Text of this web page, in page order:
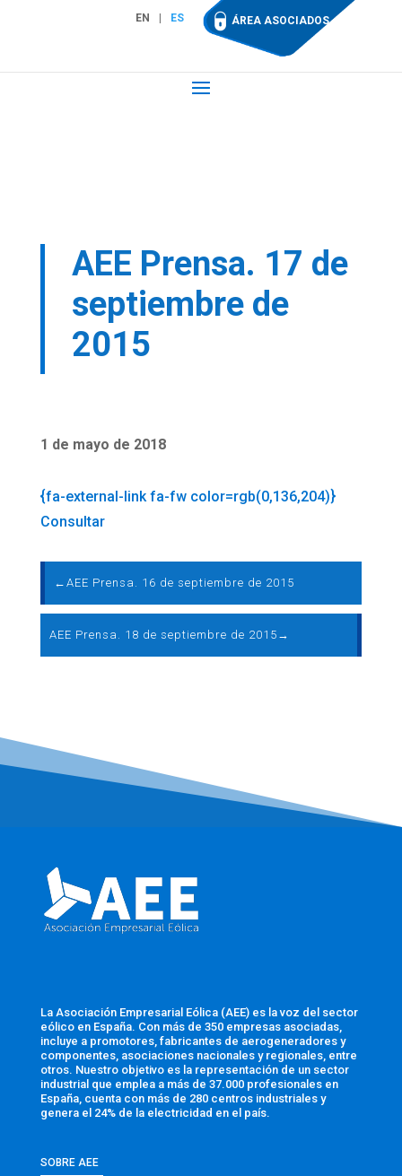
EN ES ÁREA ASOCIADOS
AEE Prensa. 17 de
septiembre de
2015
1 de mayo de 2018
{fa-external-link fa-fw color=rgb(0,136,204)}
Consultar
← AEE Prensa. 16 de septiembre de 2015
AEE Prensa. 18 de septiembre de 2015 →
La Asociación Empresarial Eólica (AEE) es la voz del sector
eólico en España. Con más de 350 empresas asociadas,
incluye a promotores, fabricantes de aerogeneradores y
componentes, asociaciones nacionales y regionales, entre
otros. Nuestro objetivo es la representación de un sector
industrial que emplea a más de 37.000 profesionales en
España, cuenta con más de 280 centros industriales y
genera el 24% de la electricidad en el país.
SOBRE AEE